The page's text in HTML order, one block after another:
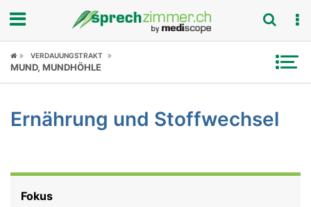
Fokus
Symptome
News
VERDAUUNGSTRAKT
MUND, MUNDHÖHLE
Ernährung und Stoffwechsel
Fokus